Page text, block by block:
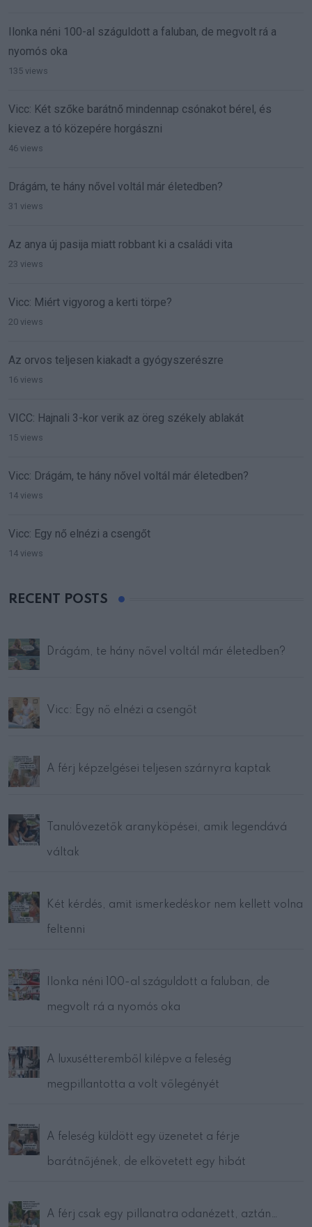
Ilonka néni 100-al száguldott a faluban, de megvolt rá a
nyomós oka
135 views
Vicc: Két szőke barátnő mindennap csónakot bérel, és
kievez a tó közepére horgászni
46 views
Drágám, te hány nővel voltál már életedben?
31 views
Az anya új pasija miatt robbant ki a családi vita
23 views
Vicc: Miért vigyorog a kerti törpe?
20 views
Az orvos teljesen kiakadt a gyógyszerészre
16 views
VICC: Hajnali 3-kor verik az öreg székely ablakát
15 views
Vicc: Drágám, te hány nővel voltál már életedben?
14 views
Vicc: Egy nő elnézi a csengőt
14 views
RECENT POSTS
Drágám, te hány nővel voltál már életedben?
Vicc: Egy nő elnézi a csengőt
A férj képzelgései teljesen szárnyra kaptak
Tanulóvezetők aranyköpései, amik legendává
váltak
Két kérdés, amit ismerkedéskor nem kellett volna
feltenni
Ilonka néni 100-al száguldott a faluban, de
megvolt rá a nyomós oka
A luxusétteremből kilépve a feleség
megpillantotta a volt vőlegényét
A feleség küldött egy üzenetet a férje
barátnőjének, de elkövetett egy hibát
A férj csak egy pillanatra odanézett, aztán…